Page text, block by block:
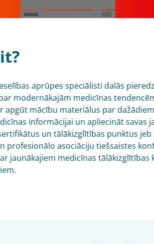
aprūpes speciālisti dalās
modernākajām medicīnas
apgūt mācību materiālus par
informācijai un apliecināt savas
un tālākizglītības punktus
profesionālo asociāciju tiešsaistes
jaunākajiem medicīnas tālākizglītības